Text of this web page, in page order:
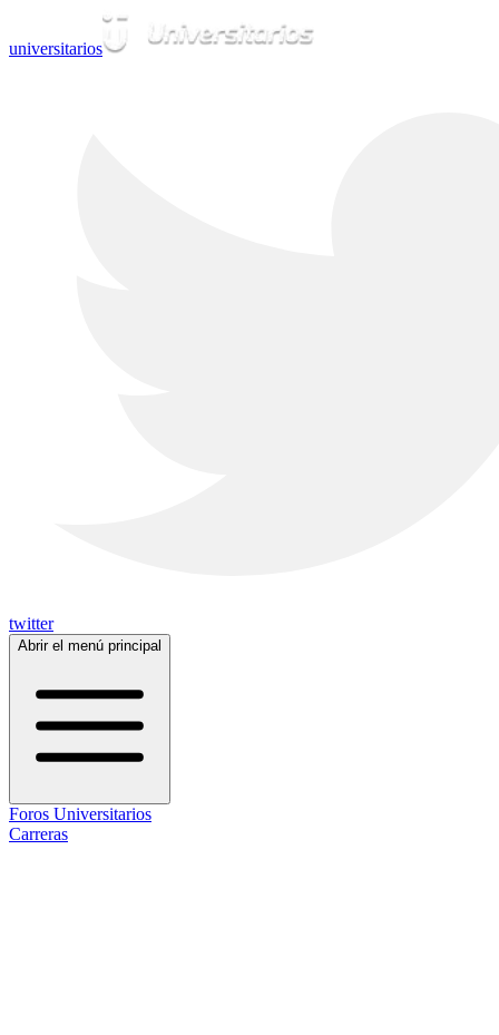
universitarios
twitter
Abrir el menú principal
Foros Universitarios
Carreras